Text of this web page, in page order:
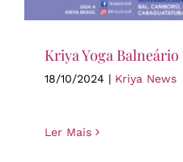
Kriya Yoga
18/10/2024 | Kriya News
Ler Mais